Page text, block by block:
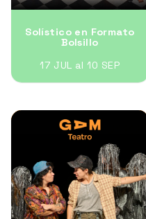
Solístico en Formato
Bolsillo
17 JUL al 10 SEP